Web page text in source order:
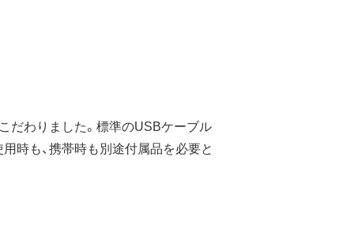
だわりました。標準のUSBケーブル
時も、携帯時も別途付属品を必要と